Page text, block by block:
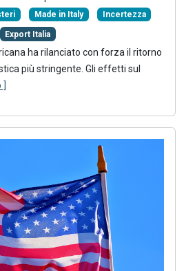
Made in Italy Incertezza
Export Italia
ha rilanciato con forza il ritorno
più stringente. Gli effetti sul
]